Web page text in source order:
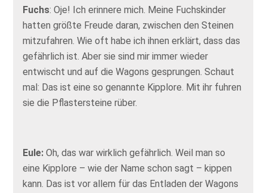
Fuchs: Oje! Ich erinnere mich. Meine Fuchskinder
hatten größte Freude daran, zwischen den Steinen
mitzufahren. Wie oft habe ich ihnen erklärt, dass das
gefährlich ist. Aber sie sind mir immer wieder
entwischt und auf die Wagons gesprungen. Schaut
mal: Das ist eine so genannte Kipplore. Mit ihr fuhren
sie die Pflastersteine rüber.
Eule: Oh, das war wirklich gefährlich. Weil man so
eine Kipplore – wie der Name schon sagt – kippen
kann. Das ist vor allem für das Entladen der Wagons